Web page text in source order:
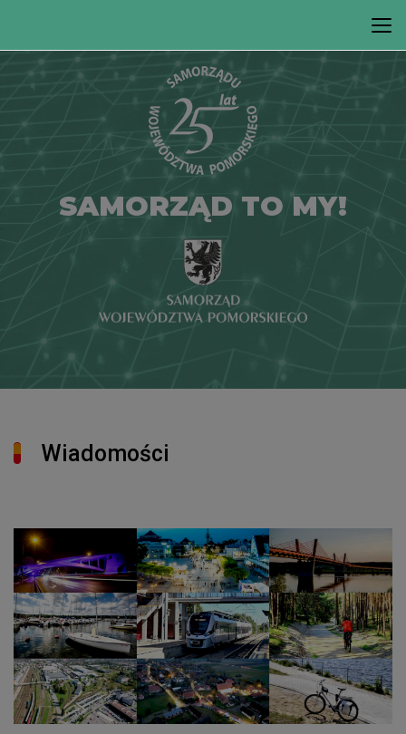
SAMORZĄD TO MY!
Wiadomości